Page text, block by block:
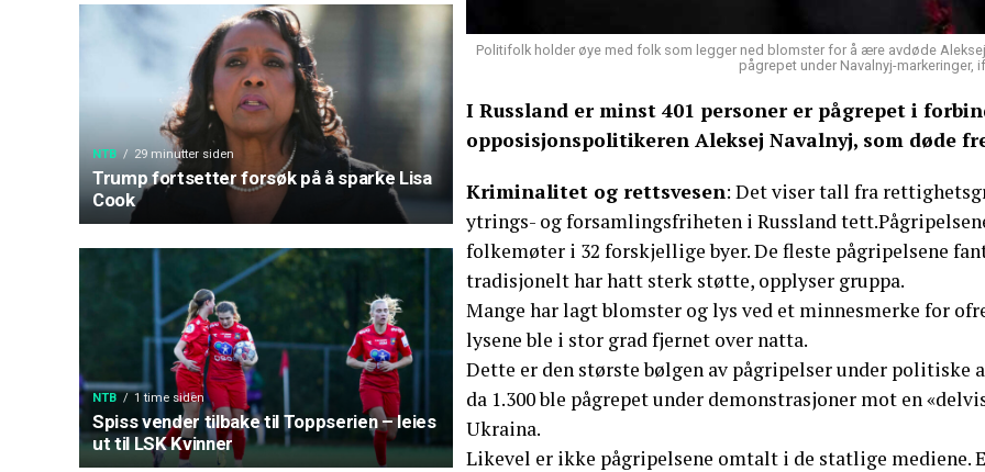
NTB 29 minutter siden
Trump fortsetter forsøk på å sparke Lisa
Cook
NTB 1 time siden
Spiss vender tilbake til Toppserien – leies
ut til LSK Kvinner
Politifolk holder øye med folk som legger ned blomster for å ære avdøde
pågrepet under Navalnyj-markeringer,
I Russland er minst 401 personer er pågrepet i
opposisjonspolitikeren Aleksej Navalnyj, som døde
Kriminalitet og rettsvesen: Det viser tall fra
ytrings- og forsamlingsfriheten i Russland
folkemøter i 32 forskjellige byer. De fleste pågripelsene
tradisjonelt har hatt sterk støtte, opplyser gruppa.
Mange har lagt blomster og lys ved et minnesmerke for
lysene ble i stor grad fjernet over natta.
Dette er den største bølgen av pågripelser under politiske
da 1.300 ble pågrepet under demonstrasjoner mot en
Ukraina.
Likevel er ikke pågripelsene omtalt i de statlige mediene.